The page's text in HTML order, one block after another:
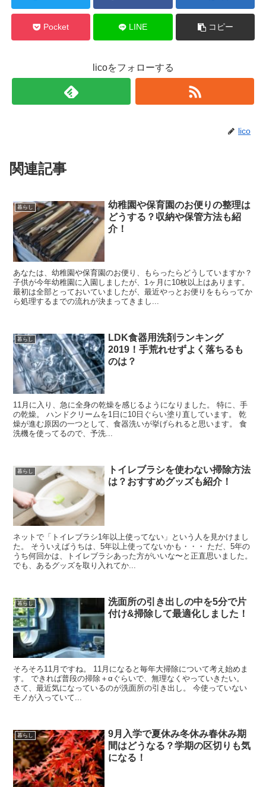
Pocket LINE コピー
licoをフォローする
lico
関連記事
暮らし
幼稚園や保育園のお便りの整理は
どうする？収納や保管方法も紹
介！
あなたは、幼稚園や保育園のお便り、もらったらどうしていますか？
子供が今年幼稚園に入園しましたが、1ヶ月に10枚以上はあります。
最初は全部とっておいていましたが、最近やっとお便りをもらってか
ら処理するまでの流れが決まってきまし...
暮らし
LDK食器用洗剤ランキング
2019！手荒れせずよく落ちるも
のは？
11月に入り、急に全身の乾燥を感じるようになりました。 特に、手
の乾燥。 ハンドクリームを1日に10日ぐらい塗り直しています。 乾
燥が進む原因の一つとして、食器洗いが挙げられると思います。 食
洗機を使ってるので、予洗...
暮らし
トイレブラシを使わない掃除方法
は？おすすめグッズも紹介！
ネットで「トイレブラシ1年以上使ってない」という人を見かけまし
た。 そういえばうちは、5年以上使ってないかも・・・ ただ、5年の
うち何回かは、トイレブラシあった方がいいな〜と正直思いました。
でも、あるグッズを取り入れてか...
暮らし
洗面所の引き出しの中を5分で片
付け&掃除して最適化しました！
そろそろ11月ですね。 11月になると毎年大掃除について考え始めま
す。 できれば普段の掃除＋αぐらいで、無理なくやっていきたい。
さて、最近気になっているのが洗面所の引き出し。 今使っていない
モノが入っていて...
暮らし
9月入学で夏休み冬休み春休み期
間はどうなる？学期の区切りも気
になる！